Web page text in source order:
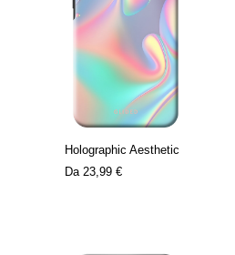
Holographic Aesthetic
Da 23,99 €